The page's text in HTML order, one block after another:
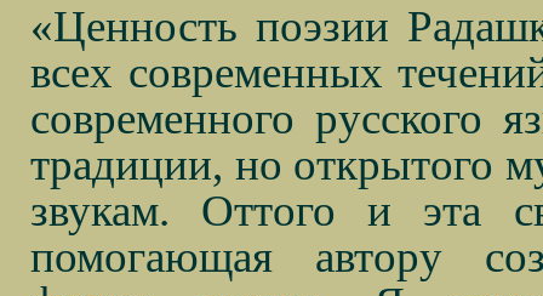
«Ценность поэзии
всех современных
современного русского
традиции, но открытого
звукам. Оттого и эта
помогающая автору